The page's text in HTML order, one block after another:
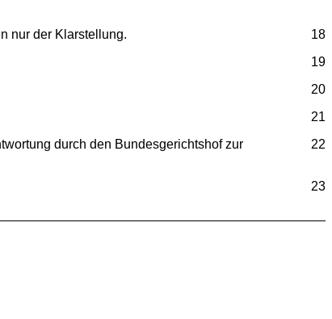
18
nur der Klarstellung.
19
20
21
22
durch den Bundesgerichtshof zur
23